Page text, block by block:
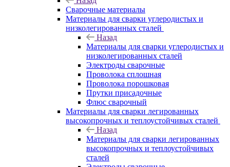
Сварочные материалы
Материалы для сварки углеродистых и
низколегированных сталей
Назад
Материалы для сварки углеродистых и
низколегированных сталей
Электроды сварочные
Проволока сплошная
Проволока порошковая
Прутки присадочные
Флюс сварочный
Материалы для сварки легированных
высокопрочных и теплоустойчивых сталей
Назад
Материалы для сварки легированных
высокопрочных и теплоустойчивых
сталей